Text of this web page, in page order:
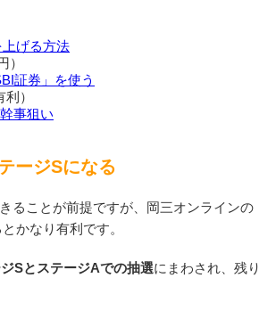
げる方法
）
証券」を使う
）
事狙い
ージSになる
ることが前提ですが、岡三オンラインの
かなり有利です。
SとステージAでの抽選にまわされ、残り